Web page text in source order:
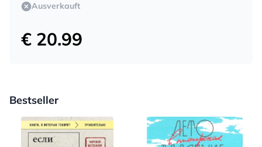
Ausverkauft
€ 20.99
Bestseller